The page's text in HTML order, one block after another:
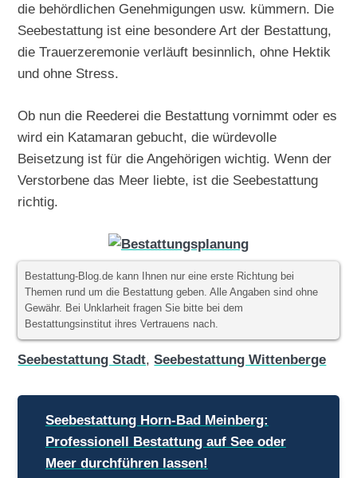
die behördlichen Genehmigungen usw. kümmern. Die
Seebestattung ist eine besondere Art der Bestattung,
die Trauerzeremonie verläuft besinnlich, ohne Hektik
und ohne Stress.
Ob nun die Reederei die Bestattung vornimmt oder es
wird ein Katamaran gebucht, die würdevolle
Beisetzung ist für die Angehörigen wichtig. Wenn der
Verstorbene das Meer liebte, ist die Seebestattung
richtig.
Bestattung-Blog.de kann Ihnen nur eine erste Richtung bei
Themen rund um die Bestattung geben. Alle Angaben sind ohne
Gewähr. Bei Unklarheit fragen Sie bitte bei dem
Bestattungsinstitut ihres Vertrauens nach.
Seebestattung Stadt,Seebestattung Wittenberge
Beitragsnavigation
Seebestattung Horn-Bad Meinberg:
Professionell Bestattung auf See oder
Meer durchführen lassen!